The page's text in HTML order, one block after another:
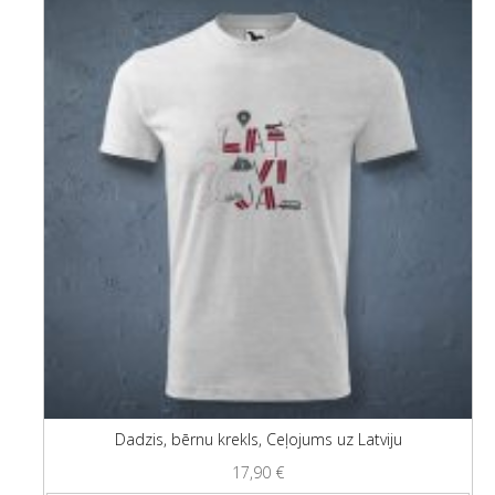
Dadzis, bērnu krekls, Ceļojums uz Latviju
17,90 €